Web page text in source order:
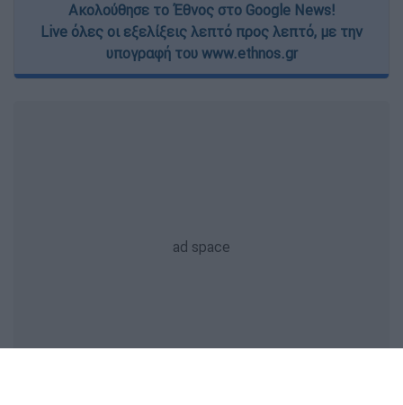
Ακολούθησε το Έθνος στο Google News!
Live όλες οι εξελίξεις λεπτό προς λεπτό, με την
υπογραφή του www.ethnos.gr